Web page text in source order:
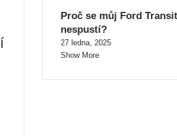
Proč se můj Ford
nespustí?
27 ledna, 2025
Show More